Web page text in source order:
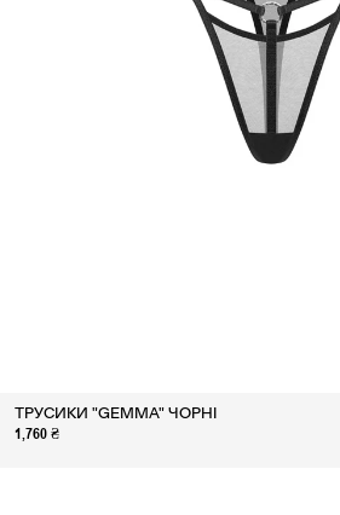
ТРУСИКИ "GEMMA" ЧОРНІ
1,760 ₴